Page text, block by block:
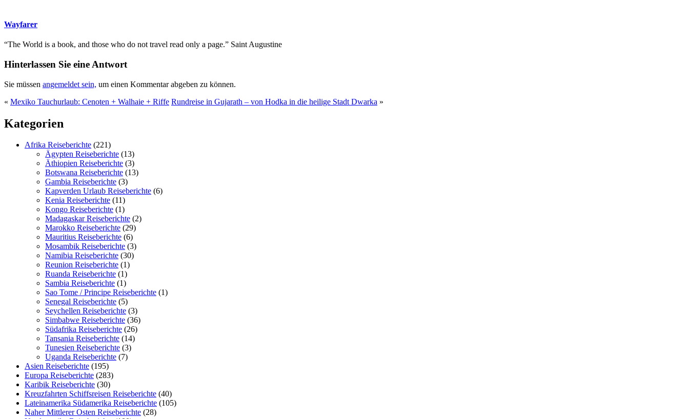
Wayfarer
“The World is a book, and those who do not travel read only a page.” Saint Augustine
Hinterlassen Sie eine Antwort
Sie müssen angemeldet sein, um einen Kommentar abgeben zu können.
« Mexiko Tauchurlaub: Cenoten + Walhaie + Riffe Rundreise in Gujarath – von Hodka in die heilige Stadt Dwarka »
Kategorien
Afrika Reiseberichte (221)
Ägypten Reiseberichte (13)
Äthiopien Reiseberichte (3)
Botswana Reiseberichte (13)
Gambia Reiseberichte (3)
Kapverden Urlaub Reiseberichte (6)
Kenia Reiseberichte (11)
Kongo Reiseberichte (1)
Madagaskar Reiseberichte (2)
Marokko Reiseberichte (29)
Mauritius Reiseberichte (6)
Mosambik Reiseberichte (3)
Namibia Reiseberichte (30)
Reunion Reiseberichte (1)
Ruanda Reiseberichte (1)
Sambia Reiseberichte (1)
Sao Tome / Principe Reiseberichte (1)
Senegal Reiseberichte (5)
Seychellen Reiseberichte (3)
Simbabwe Reiseberichte (36)
Südafrika Reiseberichte (26)
Tansania Reiseberichte (14)
Tunesien Reiseberichte (3)
Uganda Reiseberichte (7)
Asien Reiseberichte (195)
Europa Reiseberichte (283)
Karibik Reiseberichte (30)
Kreuzfahrten Schiffsreisen Reiseberichte (40)
Lateinamerika Südamerika Reiseberichte (105)
Naher Mittlerer Osten Reiseberichte (28)